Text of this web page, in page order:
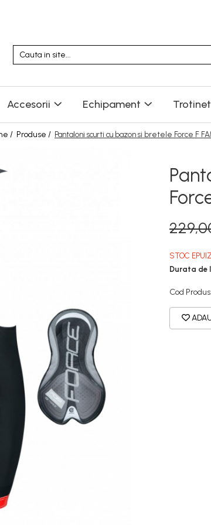
Accesorii Echipament
/ Produse / Pantaloni scurti cu bazon si bretele Force F
STOC
Durata de
Cod Produs: